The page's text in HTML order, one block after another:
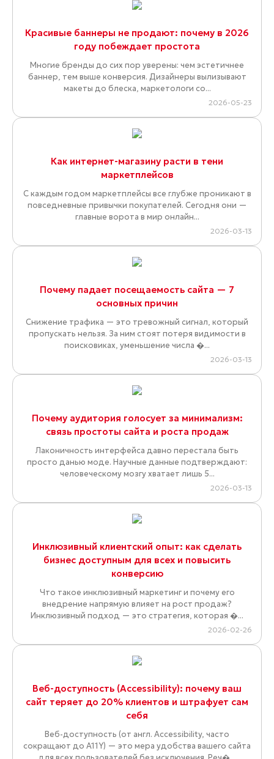
Красивые баннеры не продают: почему в 2026
году побеждает простота
Многие бренды до сих пор уверены: чем эстетичнее
баннер, тем выше конверсия. Дизайнеры вылизывают
макеты до блеска, маркетологи со...
2026-05-23
Как интернет-магазину расти в тени
маркетплейсов
С каждым годом маркетплейсы все глубже проникают в
повседневные привычки покупателей. Сегодня они —
главные ворота в мир онлайн...
2026-03-13
Почему падает посещаемость сайта — 7
основных причин
Снижение трафика — это тревожный сигнал, который
пропускать нельзя. За ним стоят потеря видимости в
поисковиках, уменьшение числа �...
2026-03-13
Почему аудитория голосует за минимализм:
связь простоты сайта и роста продаж
Лаконичность интерфейса давно перестала быть
просто данью моде. Научные данные подтверждают:
человеческому мозгу хватает лишь 5...
2026-03-13
Инклюзивный клиентский опыт: как сделать
бизнес доступным для всех и повысить
конверсию
Что такое инклюзивный маркетинг и почему его
внедрение напрямую влияет на рост продаж?
Инклюзивный подход — это стратегия, которая �...
2026-02-26
Веб-доступность (Accessibility): почему ваш
сайт теряет до 20% клиентов и штрафует сам
себя
Веб-доступность (от англ. Accessibility, часто
сокращают до A11Y) — это мера удобства вашего сайта